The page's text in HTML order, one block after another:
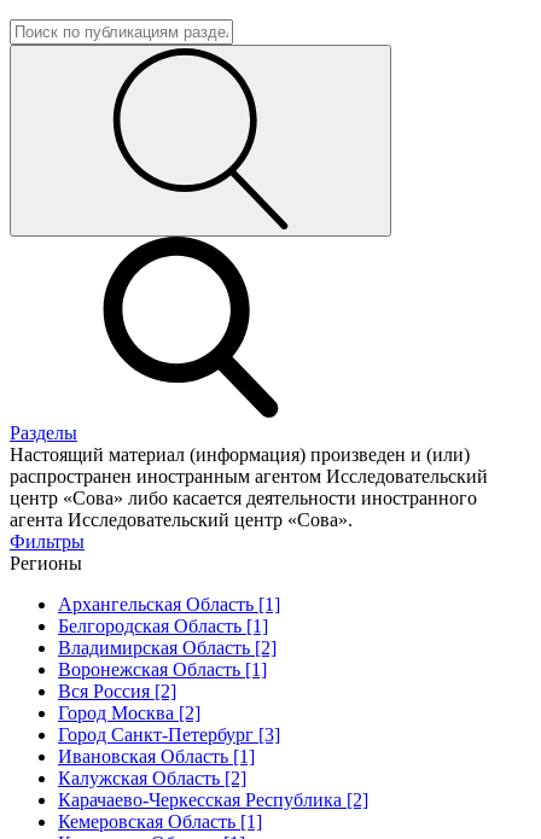
Разделы
Настоящий материал (информация) произведен и (или)
распространен иностранным агентом Исследовательский
центр «Сова» либо касается деятельности иностранного
агента Исследовательский центр «Сова».
Фильтры
Регионы
Архангельская Область [1]
Белгородская Область [1]
Владимирская Область [2]
Воронежская Область [1]
Вся Россия [2]
Город Москва [2]
Город Санкт-Петербург [3]
Ивановская Область [1]
Калужская Область [2]
Карачаево-Черкесская Республика [2]
Кемеровская Область [1]